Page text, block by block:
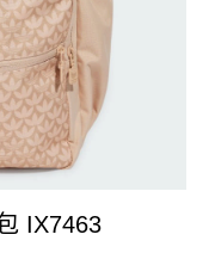
IX7463